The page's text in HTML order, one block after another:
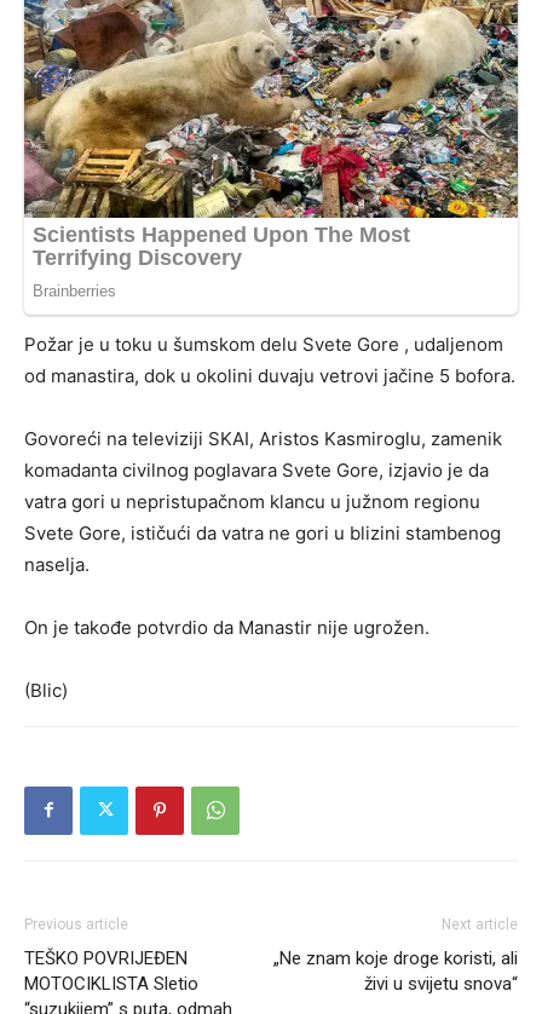
Požar je u toku u šumskom delu Svete Gore , udaljenom
od manastira, dok u okolini duvaju vetrovi jačine 5 bofora.
Govoreći na televiziji SKAI, Aristos Kasmiroglu, zamenik
komadanta civilnog poglavara Svete Gore, izjavio je da
vatra gori u nepristupačnom klancu u južnom regionu
Svete Gore, ističući da vatra ne gori u blizini stambenog
naselja.
On je takođe potvrdio da Manastir nije ugrožen.
(Blic)
Previous article
TEŠKO POVRIJEĐEN
MOTOCIKLISTA Sletio
“suzukijem” s puta, odmah
Next article
„Ne znam koje droge koristi, ali
živi u svijetu snova“